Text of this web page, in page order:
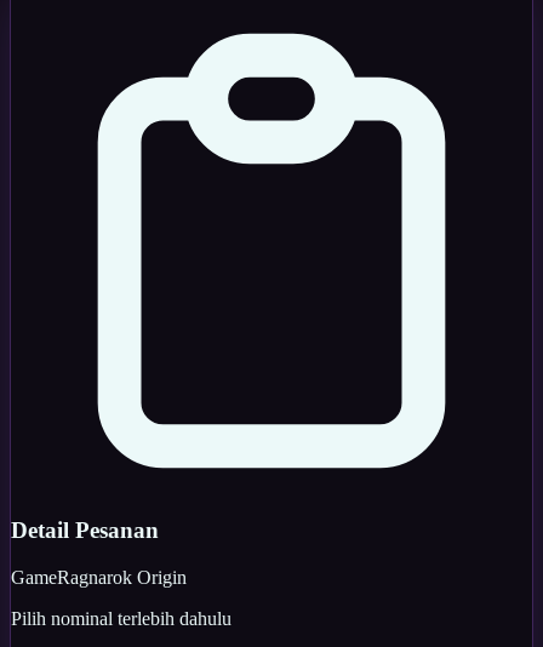
Detail Pesanan
GameRagnarok Origin
Pilih nominal terlebih dahulu